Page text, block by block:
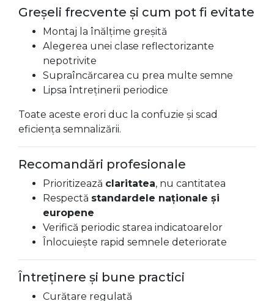
Greșeli frecvente și cum pot fi evitate
Montaj la înălțime greșită
Alegerea unei clase reflectorizante
nepotrivite
Supraîncărcarea cu prea multe semne
Lipsa întreținerii periodice
Toate aceste erori duc la confuzie și scad
eficiența semnalizării.
Recomandări profesionale
Prioritizează claritatea, nu cantitatea
Respectă standardele naționale și
europene
Verifică periodic starea indicatoarelor
Înlocuiește rapid semnele deteriorate
Întreținere și bune practici
Curățare regulată